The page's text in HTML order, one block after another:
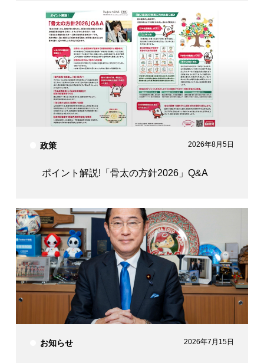
政策 2026年8月5日
ポイント解説!「骨太の方針2026」Q&A
お知らせ 2026年7月15日